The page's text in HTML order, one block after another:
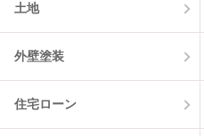
土地
外壁塗装
住宅ローン